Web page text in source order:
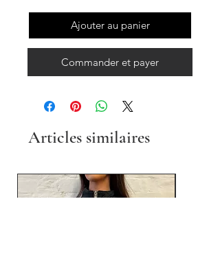
Ajouter au panier
Commander et payer
Articles similaires